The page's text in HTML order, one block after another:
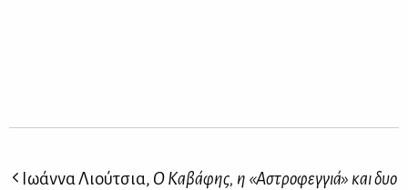
Ιωάννα Λιούτσια, Ο Καβάφης, η «Αστροφεγγιά» και δυο